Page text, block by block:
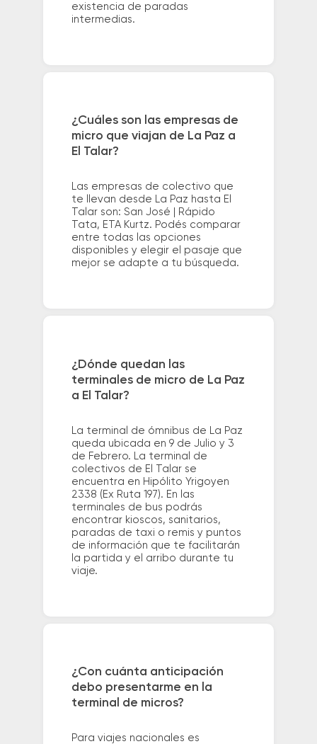
existencia de paradas
intermedias.
¿Cuáles son las empresas de
micro que viajan de La Paz a
El Talar?
Las empresas de colectivo que
te llevan desde La Paz hasta El
Talar son: San José | Rápido
Tata, ETA Kurtz. Podés comparar
entre todas las opciones
disponibles y elegir el pasaje que
mejor se adapte a tu búsqueda.
¿Dónde quedan las
terminales de micro de La Paz
a El Talar?
La terminal de ómnibus de La Paz
queda ubicada en 9 de Julio y 3
de Febrero. La terminal de
colectivos de El Talar se
encuentra en Hipólito Yrigoyen
2338 (Ex Ruta 197). En las
terminales de bus podrás
encontrar kioscos, sanitarios,
paradas de taxi o remis y puntos
de información que te facilitarán
la partida y el arribo durante tu
viaje.
¿Con cuánta anticipación
debo presentarme en la
terminal de micros?
Para viajes nacionales es